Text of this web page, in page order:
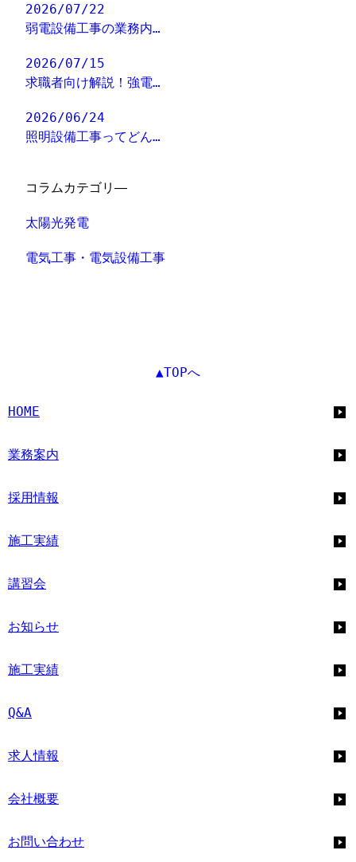
2026/07/22
弱電設備工事の業務内…
2026/07/15
求職者向け解説！強電…
2026/06/24
照明設備工事ってどん…
コラムカテゴリ―
太陽光発電
電気工事・電気設備工事
▲TOPへ
HOME
業務案内
採用情報
施工実績
講習会
お知らせ
施工実績
Q&A
求人情報
会社概要
お問い合わせ